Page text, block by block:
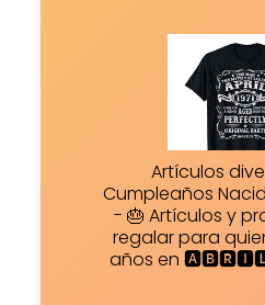
Artículos
Cumpleaños
- 🎂 Artículos y
regalar para
años en 🅰🅱🆁🅸🅻